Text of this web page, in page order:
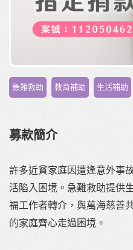
急難救助 教育補助 生活補助
募款簡介
許多近貧家庭因遭逢意外事
活陷入困境。急難救助提供
福工作者轉介，與萬海慈善
的家庭齊心走過困境。